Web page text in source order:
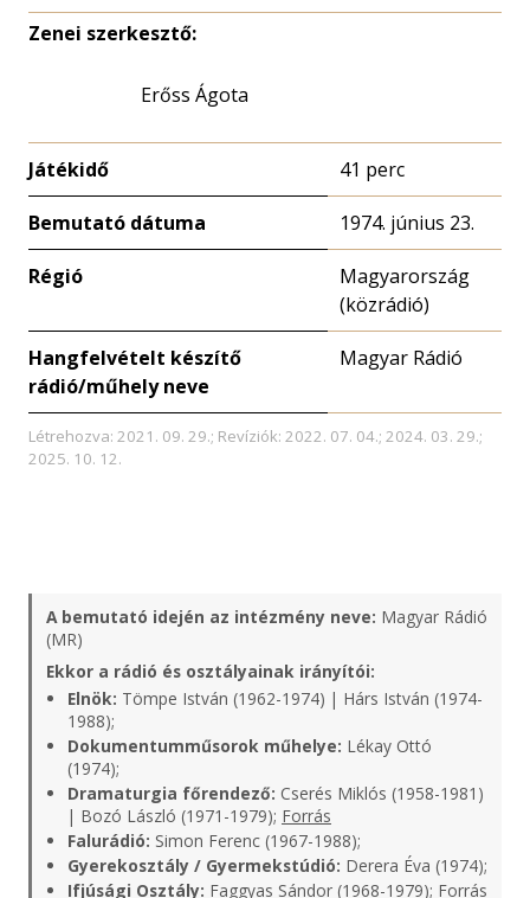
Zenei szerkesztő:
Erőss Ágota
Játékidő 41 perc
Bemutató dátuma 1974. június 23.
Régió
Magyarország
(közrádió)
Hangfelvételt készítő
rádió/műhely neve
Magyar Rádió
Létrehozva: 2021. 09. 29.; Revíziók: 2022. 07. 04.; 2024. 03. 29.;
2025. 10. 12.
A bemutató idején az intézmény neve: Magyar Rádió
(MR)
Ekkor a rádió és osztályainak irányítói:
Elnök: Tömpe István (1962-1974) | Hárs István (1974-
1988);
Dokumentumműsorok műhelye: Lékay Ottó
(1974);
Dramaturgia főrendező: Cserés Miklós (1958-1981)
| Bozó László (1971-1979); Forrás
Falurádió: Simon Ferenc (1967-1988);
Gyerekosztály / Gyermekstúdió: Derera Éva (1974);
Ifjúsági Osztály: Faggyas Sándor (1968-1979); Forrás